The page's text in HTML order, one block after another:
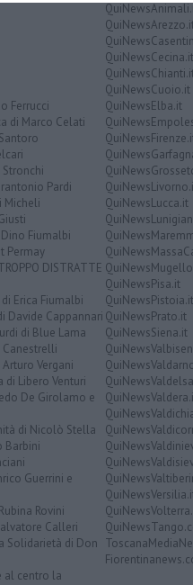
Ferrucci
di Marco Celati
Pardi
Micheli
Dino Fiumalbi
Permay
DISTRATTE
Erica Fiumalbi
Davide Cappannari
di Blue Lama
Arturo Vergani
di Libero Venturi
De Girolamo e
di Nicolò Stella
Barbini
Guerrini e
Rovini
Calleri
Solidarietà di Don
al centro la
QuiNewsCecina.it
QuiNewsCuoio.it
QuiNewsElba.it
QuiNewsLucca.it
QuiNewsPisa.it
QuiNewsPistoia.it
QuiNewsPrato.it
QuiNewsSiena.it